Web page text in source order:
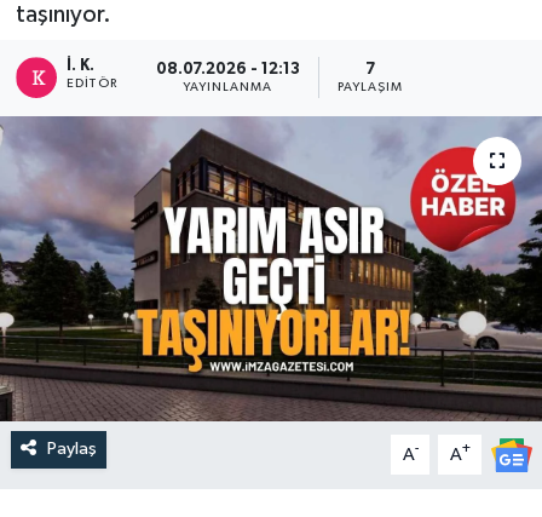
taşınıyor.
İ. K.
EDITÖR
08.07.2026 - 12:13
YAYINLANMA
7
PAYLAŞIM
Paylaş A- A+
GÖKÇEBEY
KARABÜK
KASTAMONU